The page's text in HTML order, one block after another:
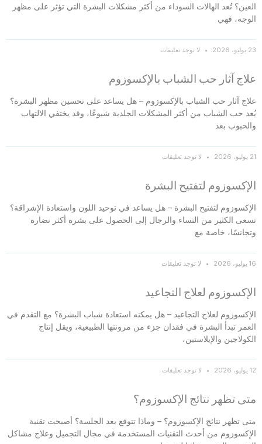
العين؟ تُعد الهالات السوداء من أكثر مشكلات البشرة التي تؤثر على مظهر
الوجه، فهي
23 يوليو، 2026 لا توجد تعليقات
علاج آثار حب الشباب بالإكسوزوم
علاج آثار حب الشباب بالإكسوزوم – هل يساعد على تحسين مظهر البشرة؟
يُعد حب الشباب من أكثر المشكلات الجلدية شيوعًا، وقد يختفي الالتهاب
والحبوب بعد
21 يوليو، 2026 لا توجد تعليقات
الإكسوزوم لتفتيح البشرة
الإكسوزوم لتفتيح البشرة – هل يساعد في توحيد اللون واستعادة الإشراقة؟
تسعى الكثير من النساء والرجال إلى الحصول على بشرة أكثر نضارة
وتجانسًا، خاصة مع
16 يوليو، 2026 لا توجد تعليقات
الإكسوزوم لعلاج التجاعيد
الإكسوزوم لعلاج التجاعيد – هل يمكنه استعادة شباب البشرة؟ مع التقدم في
العمر تبدأ البشرة في فقدان جزء من مرونتها الطبيعية، ويقل إنتاج
الكولاجين والإيلاستين،
12 يوليو، 2026 لا توجد تعليقات
متى تظهر نتائج الإكسوزوم؟
متى تظهر نتائج الإكسوزوم؟ – وماذا تتوقع بعد الجلسة؟ أصبحت تقنية
الإكسوزوم من أحدث التقنيات المستخدمة في مجال التجميل وعلاج مشاكل